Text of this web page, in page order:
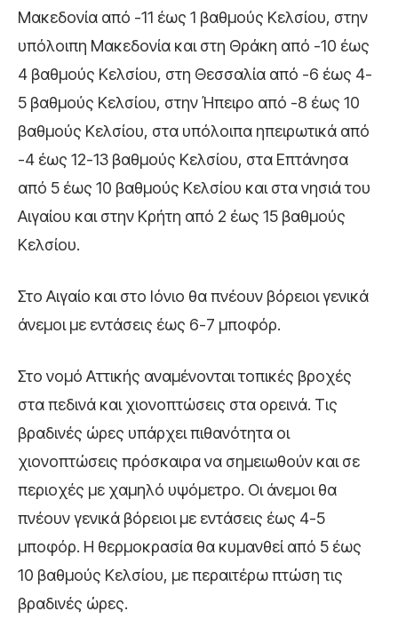
Μακεδονία από -11 έως 1 βαθμούς Κελσίου, στην
υπόλοιπη Μακεδονία και στη Θράκη από -10 έως
4 βαθμούς Κελσίου, στη Θεσσαλία από -6 έως 4-
5 βαθμούς Κελσίου, στην Ήπειρο από -8 έως 10
βαθμούς Κελσίου, στα υπόλοιπα ηπειρωτικά από
-4 έως 12-13 βαθμούς Κελσίου, στα Επτάνησα
από 5 έως 10 βαθμούς Κελσίου και στα νησιά του
Αιγαίου και στην Κρήτη από 2 έως 15 βαθμούς
Κελσίου.
Στο Αιγαίο και στο Ιόνιο θα πνέουν βόρειοι γενικά
άνεμοι με εντάσεις έως 6-7 μποφόρ.
Στο νομό Αττικής αναμένονται τοπικές βροχές
στα πεδινά και χιονοπτώσεις στα ορεινά. Τις
βραδινές ώρες υπάρχει πιθανότητα οι
χιονοπτώσεις πρόσκαιρα να σημειωθούν και σε
περιοχές με χαμηλό υψόμετρο. Οι άνεμοι θα
πνέουν γενικά βόρειοι με εντάσεις έως 4-5
μποφόρ. Η θερμοκρασία θα κυμανθεί από 5 έως
10 βαθμούς Κελσίου, με περαιτέρω πτώση τις
βραδινές ώρες.